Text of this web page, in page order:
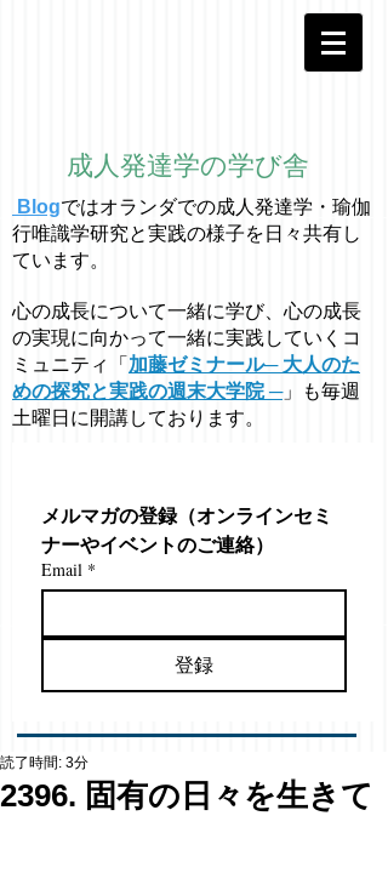
成人発達学の学び舎
Blogではオラ ンダでの成人発達学・ 瑜伽
行唯識学研究と実践の様子を日々共有し
ています。
心の成長について一緒に学び、心の成長
の実現に向かって一緒に実践していくコ
ミュニティ「 加藤ゼミナール─ 大人のた
めの探究と実践の週末大学院 ─」も毎週
土曜日に開講しております。
メルマガの登録（オンラインセミ
ナーやイベントのご連絡）
Email *
登録
2396. 固有の日々を生きて
読了時間: 3分